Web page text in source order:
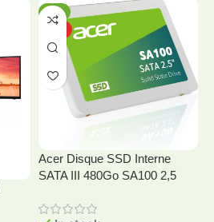
-5%
Acer Disque SSD Interne
SATA III 480Go SA100 2,5